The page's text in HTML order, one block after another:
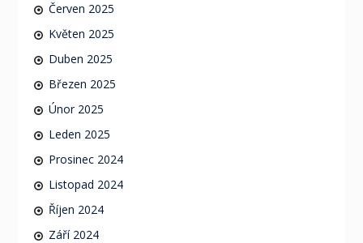
Červen 2025
Květen 2025
Duben 2025
Březen 2025
Únor 2025
Leden 2025
Prosinec 2024
Listopad 2024
Říjen 2024
Září 2024